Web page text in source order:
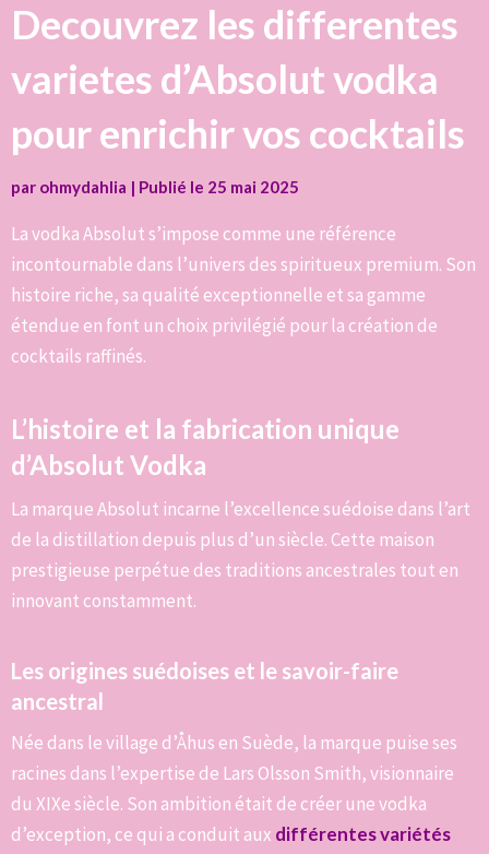
Decouvrez les differentes
varietes d’Absolut vodka
pour enrichir vos cocktails
par ohmydahlia | Publié le 25 mai 2025
La vodka Absolut s’impose comme une référence
incontournable dans l’univers des spiritueux premium. Son
histoire riche, sa qualité exceptionnelle et sa gamme
étendue en font un choix privilégié pour la création de
cocktails raffinés.
L’histoire et la fabrication unique
d’Absolut Vodka
La marque Absolut incarne l’excellence suédoise dans l’art
de la distillation depuis plus d’un siècle. Cette maison
prestigieuse perpétue des traditions ancestrales tout en
innovant constamment.
Les origines suédoises et le savoir-faire
ancestral
Née dans le village d’Åhus en Suède, la marque puise ses
racines dans l’expertise de Lars Olsson Smith, visionnaire
du XIXe siècle. Son ambition était de créer une vodka
d’exception, ce qui a conduit aux différentes variétés